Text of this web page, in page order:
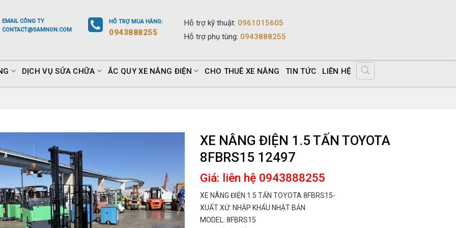
Hỗ trợ kỹ thuật: 0961015605
Hỗ trợ phụ tùng: 0943888255
HỖ TRỢMUA HÀNG:
0943888255
EMAIL CÔNG TY
CONTACT@SAMNON.COM
DỊCH VỤ SỬA CHỮA ẮC QUY XE NÂNG ĐIỆN CHO THUÊ XE NÂNG TIN TỨC LIÊN HỆ
XE NÂNG ĐIỆN 1.5 TẤN TOYOTA
8FBRS15 12497
Giá: liên hệ 0943888255
XE NÂNG ĐIỆN 1.5 TẤN TOYOTA 8FBRS15-
XUẤT XỨ: NHẬP KHẨU NHẬT BẢN
MODEL: 8FBRS15